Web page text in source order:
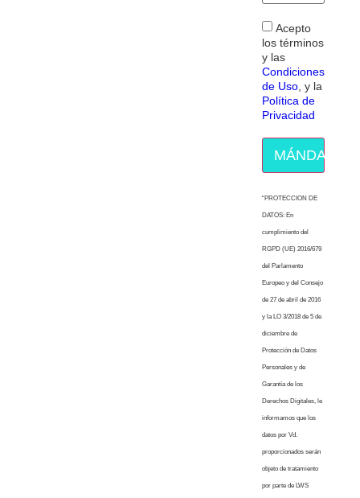
Acepto
los términos
y las
Condiciones
de Uso, y la
Política de
Privacidad
MÁNDAME
“PROTECCION DE
DATOS: En
cumplimiento del
RGPD (UE) 2016/679
del Parlamento
Europeo y del Consejo
de 27 de abril de 2016
y la LO 3/2018 de 5 de
diciembre de
Protección de Datos
Personales y de
Garantía de los
Derechos Digitales, le
informamos que los
datos por Vd.
proporcionados serán
objeto de tratamiento
por parte de LWS